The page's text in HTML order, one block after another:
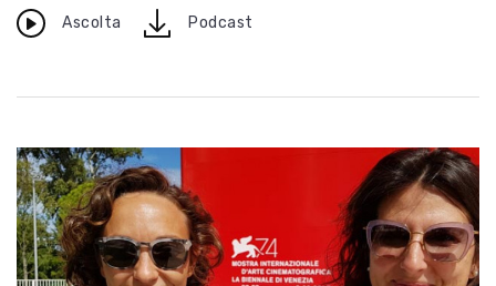
Ascolta downloadPodcast